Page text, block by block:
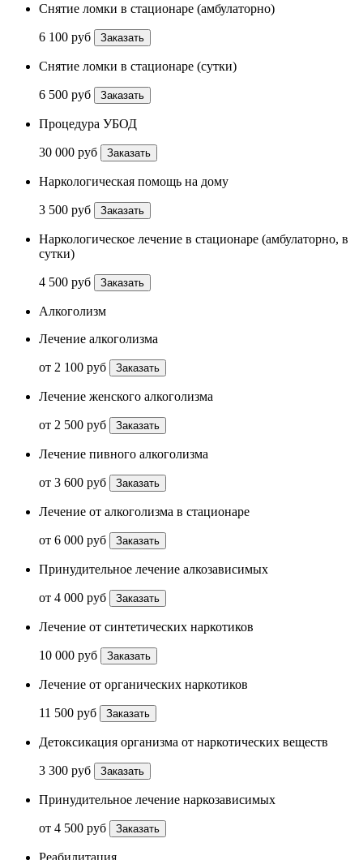
Снятие ломки в стационаре (амбулаторно)
6 100 руб Заказать
Снятие ломки в стационаре (сутки)
6 500 руб Заказать
Процедура УБОД
30 000 руб Заказать
Наркологическая помощь на дому
3 500 руб Заказать
Наркологическое лечение в стационаре (амбулаторно, в
сутки)
4 500 руб Заказать
Алкоголизм
Лечение алкоголизма
от 2 100 руб Заказать
Лечение женского алкоголизма
от 2 500 руб Заказать
Лечение пивного алкоголизма
от 3 600 руб Заказать
Лечение от алкоголизма в стационаре
от 6 000 руб Заказать
Принудительное лечение алкозависимых
от 4 000 руб Заказать
Лечение от синтетических наркотиков
10 000 руб Заказать
Лечение от органических наркотиков
11 500 руб Заказать
Детоксикация организма от наркотических веществ
3 300 руб Заказать
Принудительное лечение наркозависимых
от 4 500 руб Заказать
Реабилитация